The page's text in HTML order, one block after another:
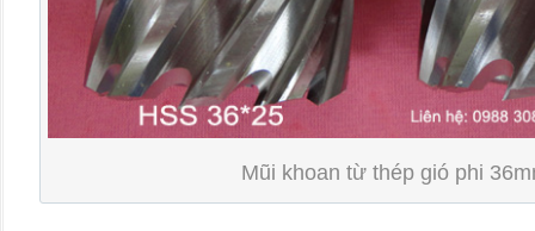
Mũi khoan từ thép gió phi